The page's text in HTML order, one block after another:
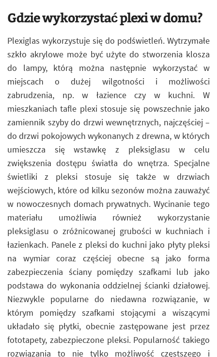
Gdzie wykorzystać plexi w domu?
Plexiglas wykorzystuje się do podświetleń. Wytrzymałe
szkło akrylowe może być użyte do stworzenia klosza
do lampy, którą można następnie wykorzystać w
miejscach o dużej wilgotności i możliwości
zabrudzenia, np. w łazience czy w kuchni. W
mieszkaniach tafle plexi stosuje się powszechnie jako
zamiennik szyby do drzwi wewnętrznych, najczęściej –
do drzwi pokojowych wykonanych z drewna, w których
umieszcza się wstawkę z pleksiglasu w celu
zwiększenia dostępu światła do wnętrza. Specjalne
świetliki z pleksi stosuje się także w drzwiach
wejściowych, które od kilku sezonów można zauważyć
w nowoczesnych domach prywatnych. Wycinanie tego
materiału umożliwia również wykorzystanie
pleksiglasu o zróżnicowanej grubości w kuchniach i
łazienkach. Panele z pleksi do kuchni jako płyty pleksi
na wymiar coraz częściej obecne są jako forma
zabezpieczenia ściany pomiędzy szafkami lub jako
podstawa do wykonania oddzielnej ścianki działowej.
Niezwykle popularne do niedawna rozwiązanie, w
którym pomiędzy szafkami stojącymi a wiszącymi
układało się płytki, obecnie zastępowane jest przez
fototapety, zabezpieczone pleksi. Popularność takiego
rozwiązania to nie tylko możliwość częstszego i